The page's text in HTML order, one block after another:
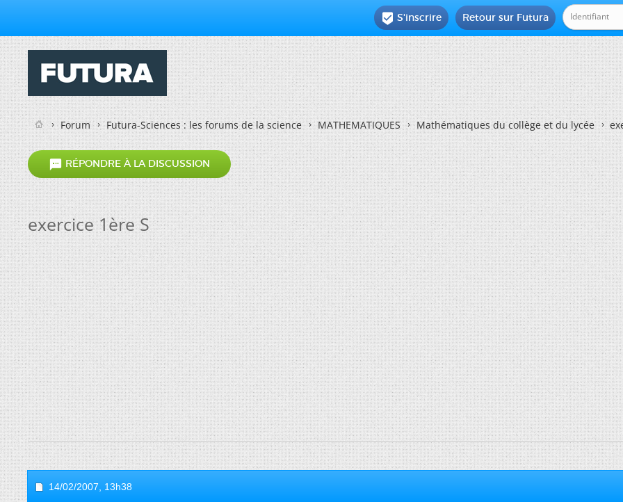
Retour sur Futura
 S'inscrire
Forum Futura-Sciences : les forums de la science MATHEMATIQUES Mathématiques du collège et du lycée
 RÉPONDRE À LA DISCUSSION
exercice 1ère S
14/02/2007, 13h38